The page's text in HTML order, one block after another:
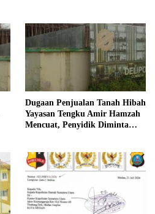
Dugaan Penjualan Tanah Hibah
Yayasan Tengku Amir Hamzah
Mencuat, Penyidik Diminta